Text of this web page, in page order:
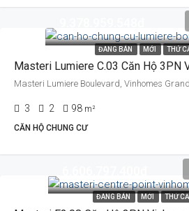
ĐANG BÁN MỚI THỨ
Masteri Lumiere C.03 Căn Hộ 3PN
3 2 98 m²
CĂN HỘ CHUNG CƯ
ĐANG BÁN MỚI THỨ